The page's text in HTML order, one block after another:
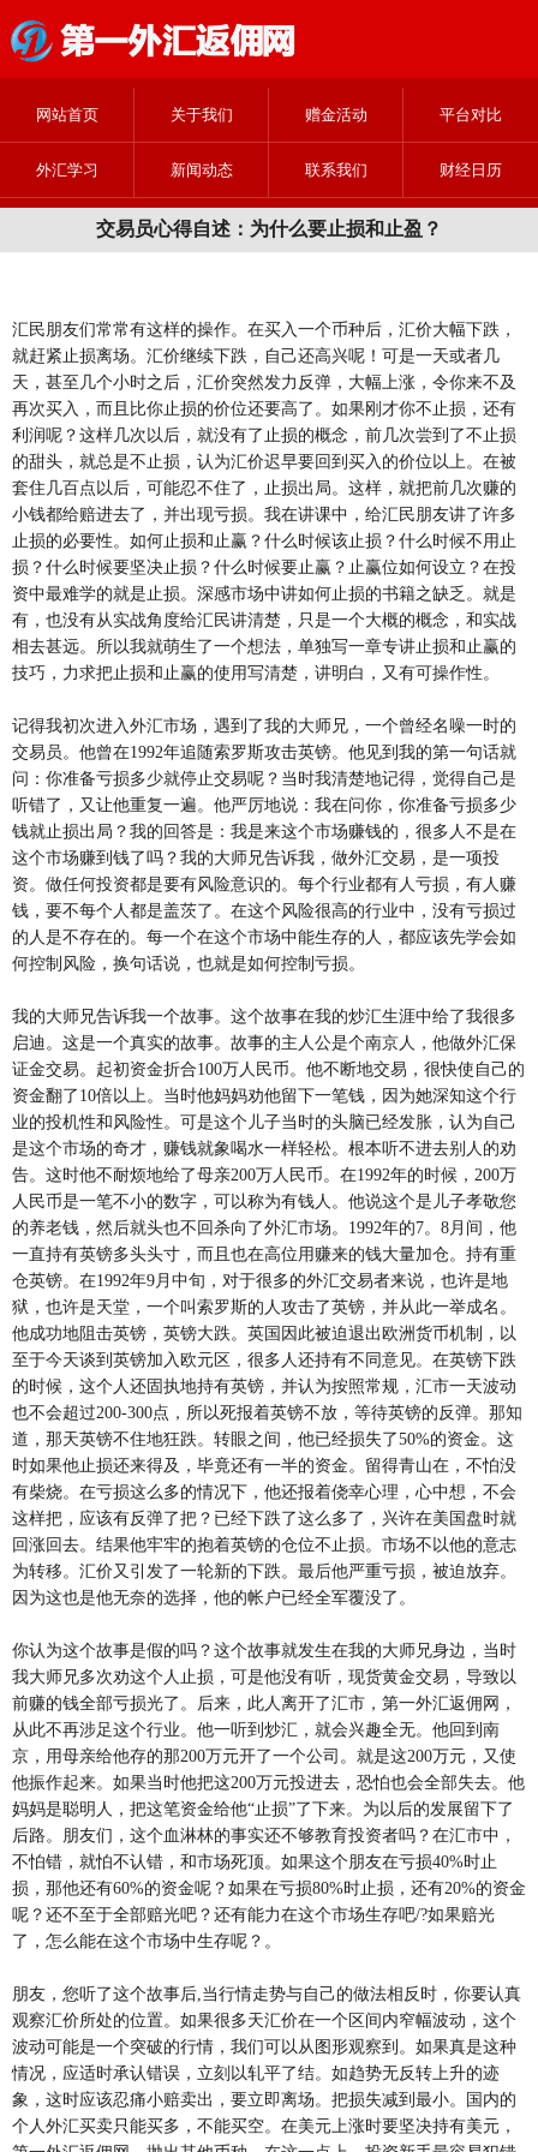
网站首页 关于我们 赠金活动 平台对比
外汇学习 新闻动态 联系我们 财经日历
交易员心得自述：为什么要止损和止盈？
汇民朋友们常常有这样的操作。在买入一个币种后，汇价大幅下跌，
就赶紧止损离场。汇价继续下跌，自己还高兴呢！可是一天或者几
天，甚至几个小时之后，汇价突然发力反弹，大幅上涨，令你来不及
再次买入，而且比你止损的价位还要高了。如果刚才你不止损，还有
利润呢？这样几次以后，就没有了止损的概念，前几次尝到了不止损
的甜头，就总是不止损，认为汇价迟早要回到买入的价位以上。在被
套住几百点以后，可能忍不住了，止损出局。这样，就把前几次赚的
小钱都给赔进去了，并出现亏损。我在讲课中，给汇民朋友讲了许多
止损的必要性。如何止损和止赢？什么时候该止损？什么时候不用止
损？什么时候要坚决止损？什么时候要止赢？止赢位如何设立？在投
资中最难学的就是止损。深感市场中讲如何止损的书籍之缺乏。就是
有，也没有从实战角度给汇民讲清楚，只是一个大概的概念，和实战
相去甚远。所以我就萌生了一个想法，单独写一章专讲止损和止赢的
技巧，力求把止损和止赢的使用写清楚，讲明白，又有可操作性。
记得我初次进入外汇市场，遇到了我的大师兄，一个曾经名噪一时的
交易员。他曾在1992年追随索罗斯攻击英镑。他见到我的第一句话就
问：你准备亏损多少就停止交易呢？当时我清楚地记得，觉得自己是
听错了，又让他重复一遍。他严厉地说：我在问你，你准备亏损多少
钱就止损出局？我的回答是：我是来这个市场赚钱的，很多人不是在
这个市场赚到钱了吗？我的大师兄告诉我，做外汇交易，是一项投
资。做任何投资都是要有风险意识的。每个行业都有人亏损，有人赚
钱，要不每个人都是盖茨了。在这个风险很高的行业中，没有亏损过
的人是不存在的。每一个在这个市场中能生存的人，都应该先学会如
何控制风险，换句话说，也就是如何控制亏损。
我的大师兄告诉我一个故事。这个故事在我的炒汇生涯中给了我很多
启迪。这是一个真实的故事。故事的主人公是个南京人，他做外汇保
证金交易。起初资金折合100万人民币。他不断地交易，很快使自己的
资金翻了10倍以上。当时他妈妈劝他留下一笔钱，因为她深知这个行
业的投机性和风险性。可是这个儿子当时的头脑已经发胀，认为自己
是这个市场的奇才，赚钱就象喝水一样轻松。根本听不进去别人的劝
告。这时他不耐烦地给了母亲200万人民币。在1992年的时候，200万
人民币是一笔不小的数字，可以称为有钱人。他说这个是儿子孝敬您
的养老钱，然后就头也不回杀向了外汇市场。1992年的7。8月间，他
一直持有英镑多头头寸，而且也在高位用赚来的钱大量加仓。持有重
仓英镑。在1992年9月中旬，对于很多的外汇交易者来说，也许是地
狱，也许是天堂，一个叫索罗斯的人攻击了英镑，并从此一举成名。
他成功地阻击英镑，英镑大跌。英国因此被迫退出欧洲货币机制，以
至于今天谈到英镑加入欧元区，很多人还持有不同意见。在英镑下跌
的时候，这个人还固执地持有英镑，并认为按照常规，汇市一天波动
也不会超过200-300点，所以死报着英镑不放，等待英镑的反弹。那知
道，那天英镑不住地狂跌。转眼之间，他已经损失了50%的资金。这
时如果他止损还来得及，毕竟还有一半的资金。留得青山在，不怕没
有柴烧。在亏损这么多的情况下，他还报着侥幸心理，心中想，不会
这样把，应该有反弹了把？已经下跌了这么多了，兴许在美国盘时就
回涨回去。结果他牢牢的抱着英镑的仓位不止损。市场不以他的意志
为转移。汇价又引发了一轮新的下跌。最后他严重亏损，被迫放弃。
因为这也是他无奈的选择，他的帐户已经全军覆没了。
你认为这个故事是假的吗？这个故事就发生在我的大师兄身边，当时
我大师兄多次劝这个人止损，可是他没有听，现货黄金交易，导致以
前赚的钱全部亏损光了。后来，此人离开了汇市，第一外汇返佣网，
从此不再涉足这个行业。他一听到炒汇，就会兴趣全无。他回到南
京，用母亲给他存的那200万元开了一个公司。就是这200万元，又使
他振作起来。如果当时他把这200万元投进去，恐怕也会全部失去。他
妈妈是聪明人，把这笔资金给他“止损”了下来。为以后的发展留下了
后路。朋友们，这个血淋林的事实还不够教育投资者吗？在汇市中，
不怕错，就怕不认错，和市场死顶。如果这个朋友在亏损40%时止
损，那他还有60%的资金呢？如果在亏损80%时止损，还有20%的资金
呢？还不至于全部赔光吧？还有能力在这个市场生存吧/?如果赔光
了，怎么能在这个市场中生存呢？。
朋友，您听了这个故事后,当行情走势与自己的做法相反时，你要认真
观察汇价所处的位置。如果很多天汇价在一个区间内窄幅波动，这个
波动可能是一个突破的行情，我们可以从图形观察到。如果真是这种
情况，应适时承认错误，立刻以轧平了结。如趋势无反转上升的迹
象，这时应该忍痛小赔卖出，要立即离场。把损失减到最小。国内的
个人外汇买卖只能买多，不能买空。在美元上涨时要坚决持有美元，